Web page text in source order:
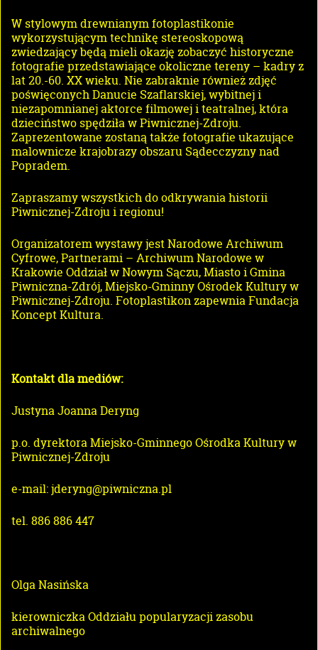
W stylowym drewnianym fotoplastikonie
wykorzystującym technikę stereoskopową
zwiedzający będą mieli okazję zobaczyć historyczne
fotografie przedstawiające okoliczne tereny – kadry z
lat 20.-60. XX wieku. Nie zabraknie również zdjęć
poświęconych Danucie Szaflarskiej, wybitnej i
niezapomnianej aktorce filmowej i teatralnej, która
dzieciństwo spędziła w Piwnicznej-Zdroju.
Zaprezentowane zostaną także fotografie ukazujące
malownicze krajobrazy obszaru Sądecczyzny nad
Popradem.
Zapraszamy wszystkich do odkrywania historii
Piwnicznej-Zdroju i regionu!
Organizatorem wystawy jest Narodowe Archiwum
Cyfrowe, Partnerami – Archiwum Narodowe w
Krakowie Oddział w Nowym Sączu, Miasto i Gmina
Piwniczna-Zdrój, Miejsko-Gminny Ośrodek Kultury w
Piwnicznej-Zdroju. Fotoplastikon zapewnia Fundacja
Koncept Kultura.
Kontakt dla mediów:
Justyna Joanna Deryng
p.o. dyrektora Miejsko-Gminnego Ośrodka Kultury w
Piwnicznej-Zdroju
e-mail: jderyng@piwniczna.pl
tel. 886 886 447
Olga Nasińska
kierowniczka Oddziału popularyzacji zasobu
archiwalnego